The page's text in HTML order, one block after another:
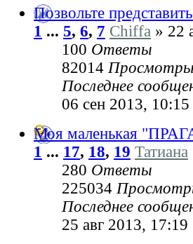
Позвольте
1 ... 5, 6, 7 Chiffa » 22
100 Ответы
82014 Просмотры
Последнее
06 сен 2013, 10:15
Моя маленькая
1 ... 17, 18, 19 Татиана
280 Ответы
225034
Последнее
25 авг 2013, 17:19